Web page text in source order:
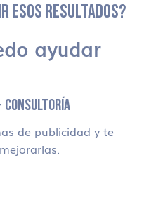
ESOS RESULTADOS?
ayudar
de publicidad y te